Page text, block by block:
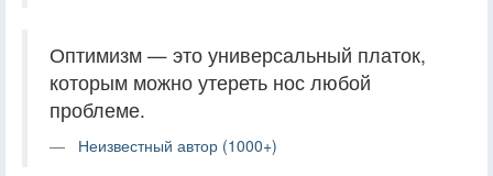
Оптимизм — это универсальный платок,
которым можно утереть нос любой
проблеме.
Неизвестный автор (1000+)